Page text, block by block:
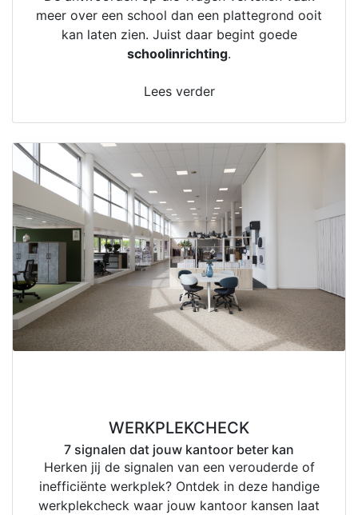
meer over een school dan een plattegrond ooit
kan laten zien. Juist daar begint goede
schoolinrichting.
Lees verder
WERKPLEKCHECK
7 signalen dat jouw kantoor beter kan
Herken jij de signalen van een verouderde of
inefficiënte werkplek? Ontdek in deze handige
werkplekcheck waar jouw kantoor kansen laat